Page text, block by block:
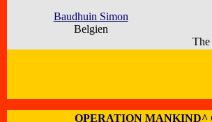
Baudhuin Simon
Belgien
The
OPERATION MANKIND^